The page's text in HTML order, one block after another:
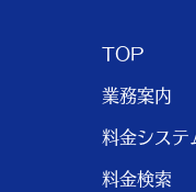
TOP
業務案内
料金システ
料金検索